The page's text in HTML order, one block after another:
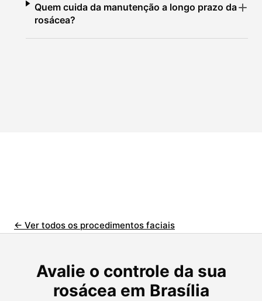
Quem cuida da manutenção a longo prazo da
rosácea?
← Ver todos os procedimentos faciais
Avalie o controle da sua
rosácea em Brasília